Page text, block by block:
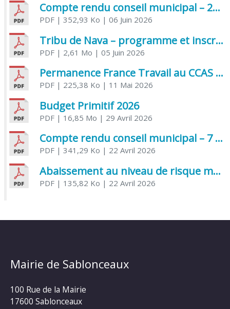
Compte rendu conseil municipal – 21 avril 2026
PDF| 352,93 Ko | 06 Juin 2026
Tribu de Nava – programme et inscriptions été 2026
PDF| 2,61 Mo | 05 Juin 2026
Permanence France Travail au CCAS de Saujon Juin 2026
PDF| 225,38 Ko | 11 Mai 2026
Budget Primitif 2026
PDF| 16,85 Mo | 29 Avril 2026
Compte rendu conseil municipal – 7 avril 2026
PDF| 341,29 Ko | 22 Avril 2026
Abaissement au niveau de risque modéré de l’Influenza aviaire
PDF| 135,82 Ko | 22 Avril 2026
Mairie de Sablonceaux
100 Rue de la Mairie
17600 Sablonceaux